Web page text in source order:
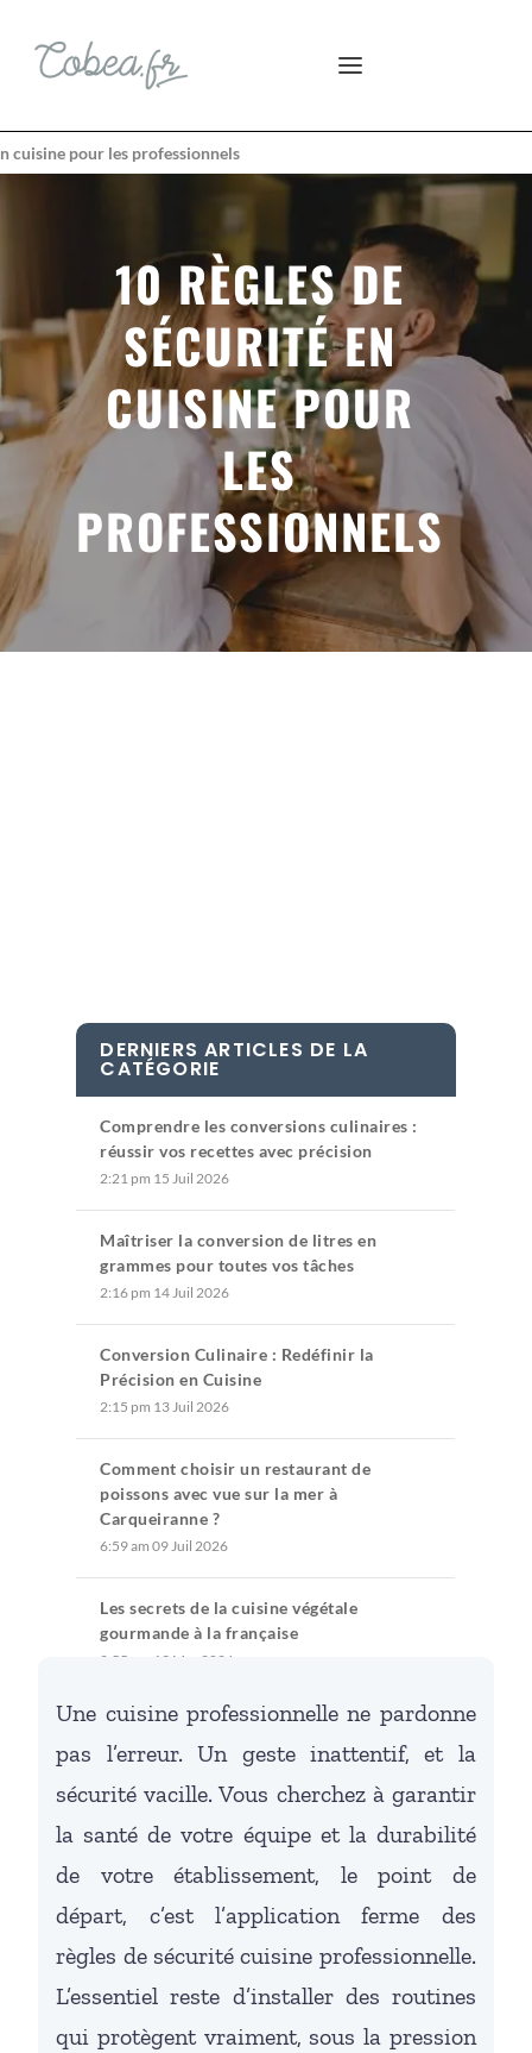
cuisine pour les professionnels
10 RÈGLES DE
SÉCURITÉ EN
CUISINE POUR
LES
PROFESSIONNELS
DERNIERS ARTICLES DE LA
CATÉGORIE
Comprendre les conversions culinaires :
réussir vos recettes avec précision
2:21 pm 15 Juil 2026
Maîtriser la conversion de litres en
grammes pour toutes vos tâches
2:16 pm 14 Juil 2026
Conversion Culinaire : Redéfinir la
Précision en Cuisine
2:15 pm 13 Juil 2026
Comment choisir un restaurant de
poissons avec vue sur la mer à
Carqueiranne ?
6:59 am 09 Juil 2026
Les secrets de la cuisine végétale
gourmande à la française
2:55 pm 13 Mar 2026
Une cuisine professionnelle ne pardonne
pas l’erreur. Un geste inattentif, et la
sécurité vacille. Vous cherchez à garantir
la santé de votre équipe et la durabilité
de votre établissement, le point de
départ, c’est l’application ferme des
règles de sécurité cuisine professionnelle.
L’essentiel reste d’installer des routines
qui protègent vraiment, sous la pression